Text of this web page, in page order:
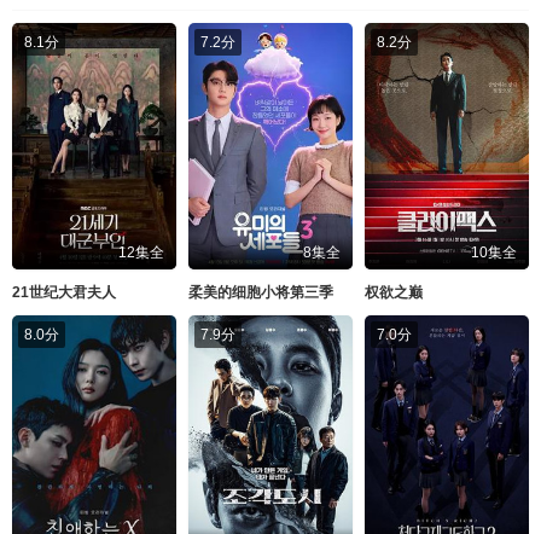
8.1分
12集全
21世纪大君夫人
7.2分
8集全
柔美的细胞小将第三季
8.2分
10集全
权欲之巅
8.0分 7.9分 7.0分